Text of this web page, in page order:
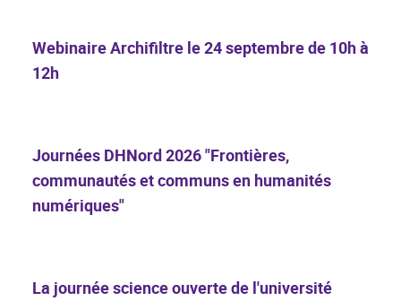
Webinaire Archifiltre le 24 septembre de 10h à
12h
Journées DHNord 2026 "Frontières,
communautés et communs en humanités
numériques"
La journée science ouverte de l'université